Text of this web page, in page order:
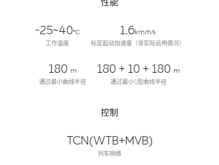
性能
-25~40℃
工作温度
1.6km/h/s
标定起动加速度（非实际运用情况）
180 m
通过最小曲线半径
180 + 10 + 180 m
通过最小S型曲线半径
控制
TCN(WTB+MVB)
列车网络